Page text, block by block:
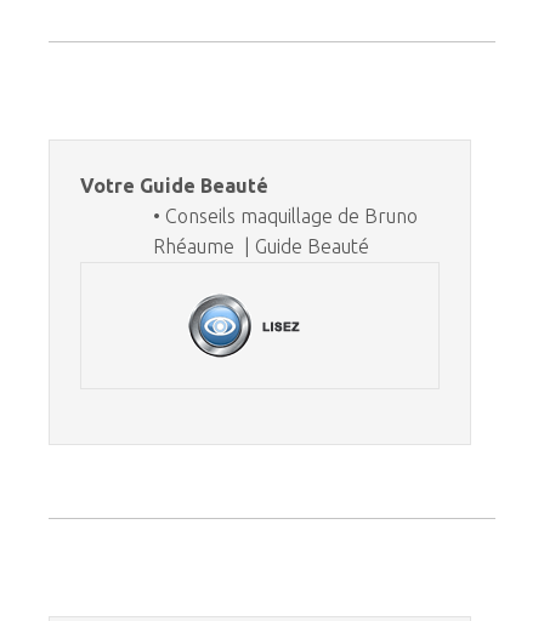
Votre Guide Beauté
• Conseils maquillage de Bruno
Rhéaume | Guide Beauté